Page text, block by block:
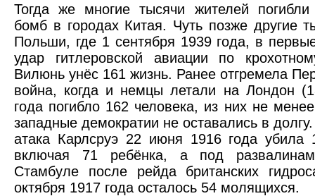
Тогда же многие тысячи жителей погибли
бомб в городах Китая. Чуть позже другие
Польши, где 1 сентября 1939 года, в
удар гитлеровской авиации по
Вилюнь унёс 161 жизнь. Ранее отгремела
война, когда и немцы летали на Лондон
года погибло 162 человека, из них не
западные демократии не оставались в
атака Карлсруэ 22 июня 1916 года убила
включая 71 ребёнка, а под
Стамбуле после рейда британских
октября 1917 года осталось 54 молящихся.